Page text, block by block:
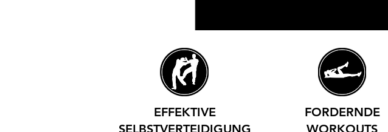
EFFEKTIVE
SELBSTVERTEIDIGUNG
FORDERNDE
WORKOUTS